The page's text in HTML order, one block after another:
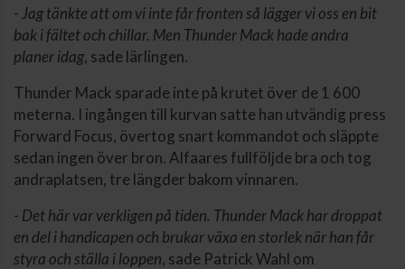
- Jag tänkte att om vi inte får fronten så lägger vi oss en bit
bak i fältet och chillar. Men Thunder Mack hade andra
planer idag, sade lärlingen.
Thunder Mack sparade inte på krutet över de 1 600
meterna. I ingången till kurvan satte han utvändig press
Forward Focus, övertog snart kommandot och släppte
sedan ingen över bron. Alfaares fullföljde bra och tog
andraplatsen, tre längder bakom vinnaren.
- Det här var verkligen på tiden. Thunder Mack har droppat
en del i handicapen och brukar växa en storlek när han får
styra och ställa i loppen, sade Patrick Wahl om